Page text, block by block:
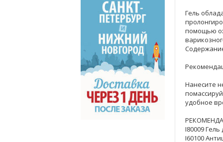
Гель
помощью
Нанесите
удобное
I80009
I60100